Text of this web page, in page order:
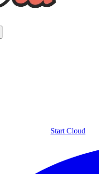
Start Cloud